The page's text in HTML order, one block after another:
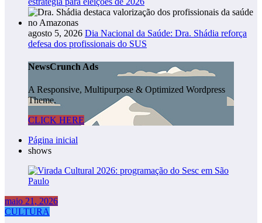
agosto 5, 2026 Dia Nacional da Saúde: Dra. Shádia reforça
defesa dos profissionais do SUS
NewsCrunch Ads
A Responsive, Multipurpose & Optimized Wordpress
Theme.
CLICK HERE
Página inicial
shows
maio 21, 2026
CULTURA